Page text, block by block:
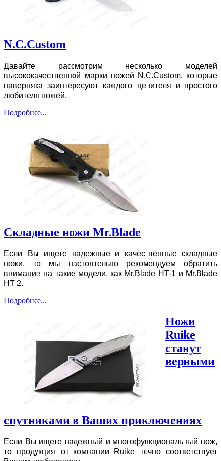
N.C.Custom
Давайте рассмотрим несколько моделей
высококачественной марки ножей N.C.Custom, которые
наверняка заинтересуют каждого ценителя и простого
любителя ножей.
Подробнее...
Складные ножи Mr.Blade
Если Вы ищете надежные и качественные складные
ножи, то мы настоятельно рекомендуем обратить
внимание на такие модели, как Mr.Blade HT-1 и Mr.Blade
HT-2.
Подробнее...
Ножи
Ruike
станут
верными
спутниками в Ваших приключениях
Если Вы ищете надежный и многофункциональный нож,
то продукция от компании Ruike точно соответствует